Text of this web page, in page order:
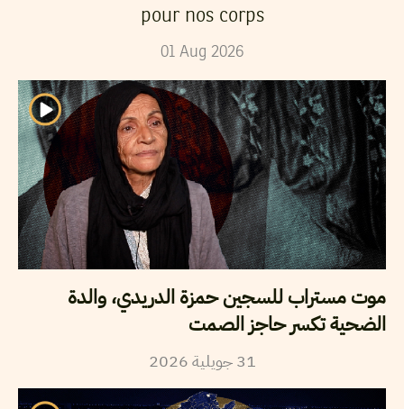
pour nos corps
01 Aug 2026
موت مستراب للسجين حمزة الدريدي، والدة
الضحية تكسر حاجز الصمت
31 جويلية2026